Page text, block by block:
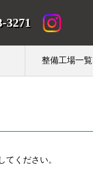
3271
整備工場一覧
ください。